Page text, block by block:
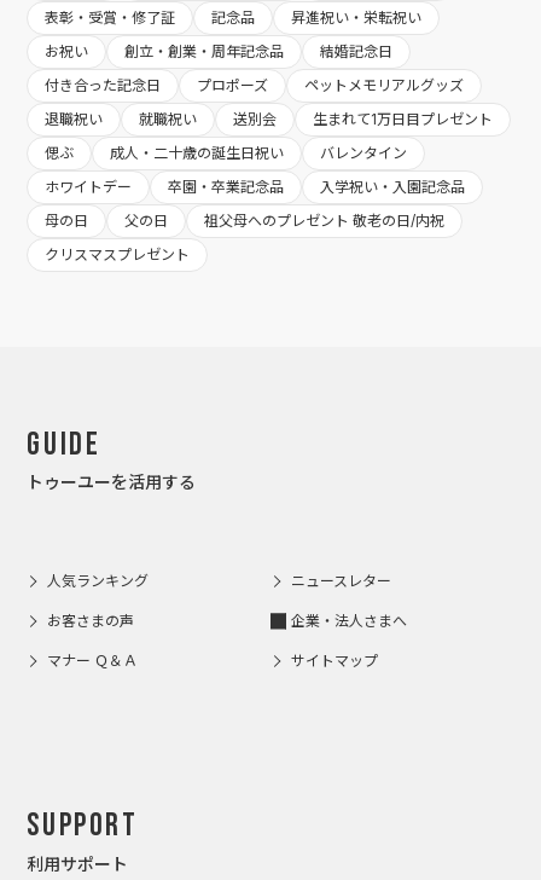
表彰・受賞・修了証
記念品
昇進祝い・栄転祝い
お祝い
創立・創業・周年記念品
結婚記念日
付き合った記念日
プロポーズ
ペットメモリアルグッズ
退職祝い
就職祝い 送別会
生まれて1万日目プレゼント
偲ぶ
成人・二十歳の誕生日祝い
バレンタイン
ホワイトデー
卒園・卒業記念品
入学祝い・入園記念品
母の日
父の日
祖父母へのプレゼント 敬老の日/内祝
クリスマスプレゼント
Guide
トゥーユーを活用する
人気ランキング ニュースレター
お客さまの声 企業・法人さまへ
マナー Ｑ＆Ａ サイトマップ
Support
利用サポート